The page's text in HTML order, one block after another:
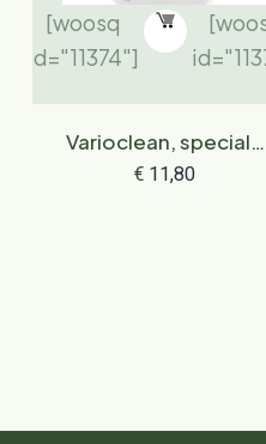
[woosq
id="11374"]
Varioclean, speciale
reiniger, 500 ml
€ 11,80